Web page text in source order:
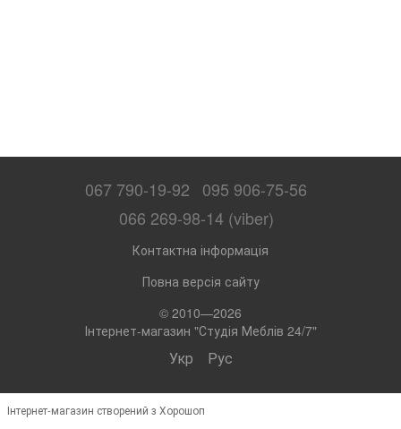
067 790-19-92
095 906-75-56
066 269-98-14 (viber)
Контактна інформація
Повна версія сайту
© 2010—2026
Інтернет-магазин "Студія Меблів 24/7"
Укр Рус
Інтернет-магазин створений з Хорошоп